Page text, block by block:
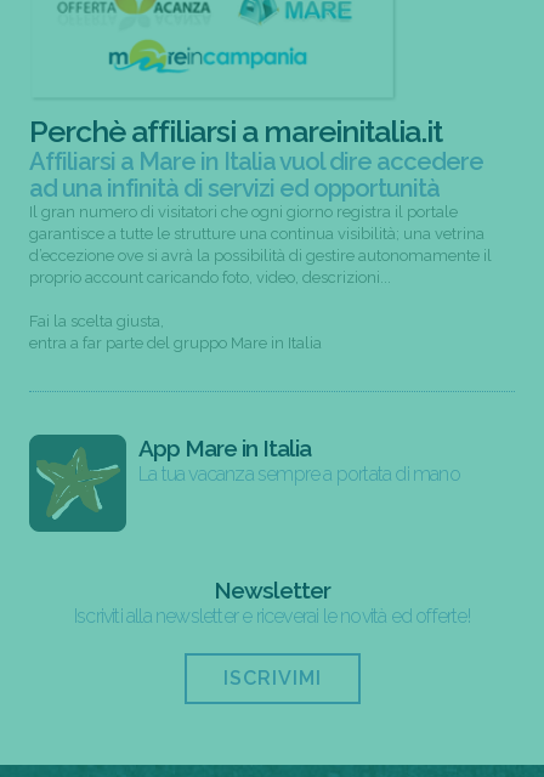
Perchè affiliarsi a mareinitalia.it
Affiliarsi a Mare in Italia vuol dire accedere
ad una infinità di servizi ed opportunità
Il gran numero di visitatori che ogni giorno registra il portale
garantisce a tutte le strutture una continua visibilità; una vetrina
d’eccezione ove si avrà la possibilità di gestire autonomamente il
proprio account caricando foto, video, descrizioni...
Fai la scelta giusta,
entra a far parte del gruppo Mare in Italia
App Mare in Italia
La tua vacanza sempre a portata di mano
Newsletter
Iscriviti alla newsletter e riceverai le novità ed offerte!
ISCRIVIMI